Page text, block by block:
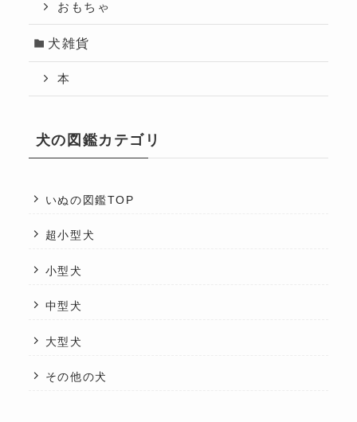
おもちゃ
犬雑貨
本
犬の図鑑カテゴリ
いぬの図鑑TOP
超小型犬
小型犬
中型犬
大型犬
その他の犬